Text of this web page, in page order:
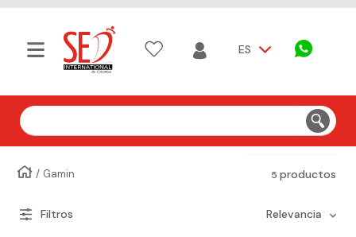
ES
Buscar
Gamin 5productos
relevancia